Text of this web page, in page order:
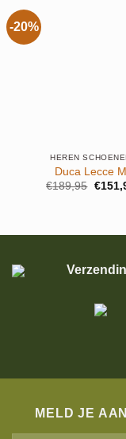
-20%
HEREN
Duca Lecce M
€189,95 €
MELD JE